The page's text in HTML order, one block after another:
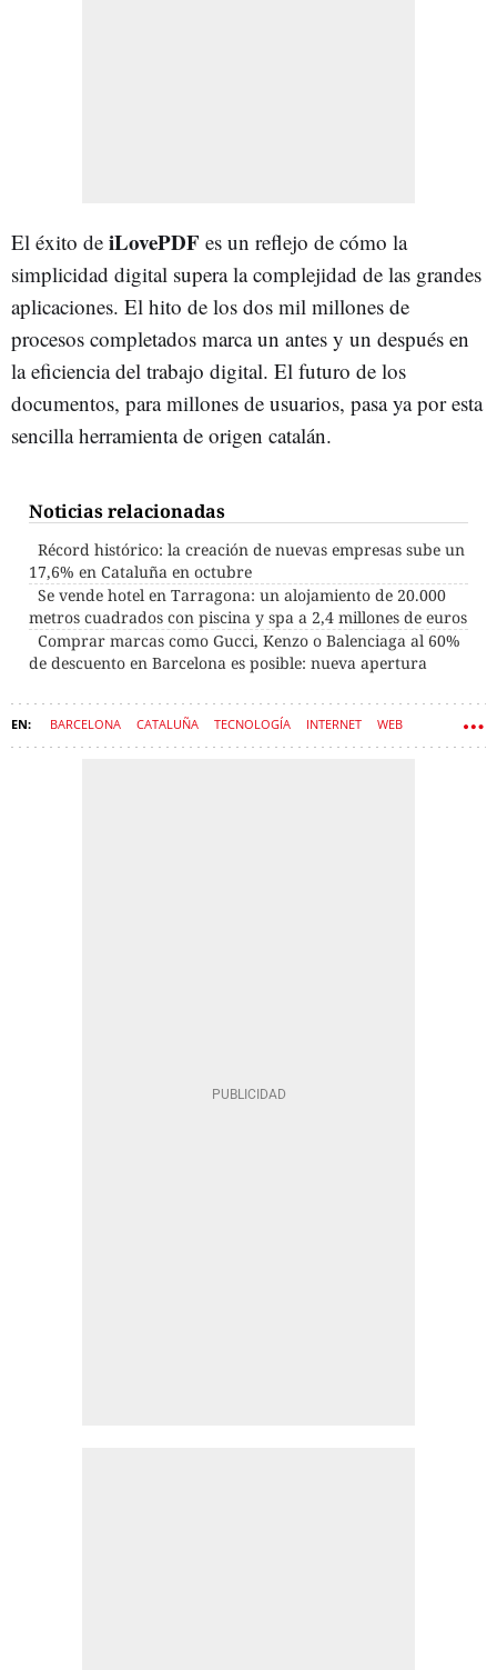
El éxito de iLovePDF es un reflejo de cómo la
simplicidad digital supera la complejidad de las grandes
aplicaciones. El hito de los dos mil millones de
procesos completados marca un antes y un después en
la eficiencia del trabajo digital. El futuro de los
documentos, para millones de usuarios, pasa ya por esta
sencilla herramienta de origen catalán.
Noticias relacionadas
Récord histórico: la creación de nuevas empresas sube un
17,6% en Cataluña en octubre
Se vende hotel en Tarragona: un alojamiento de 20.000
metros cuadrados con piscina y spa a 2,4 millones de euros
Comprar marcas como Gucci, Kenzo o Balenciaga al 60%
de descuento en Barcelona es posible: nueva apertura
BARCELONA CATALUÑA TECNOLOGÍA INTERNET WEB